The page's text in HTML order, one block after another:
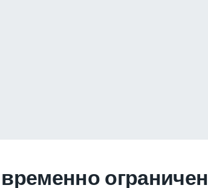
ограничен